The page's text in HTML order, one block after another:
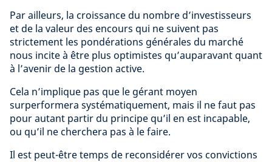
Par ailleurs, la croissance du nombre d’investisseurs
et de la valeur des encours qui ne suivent pas
strictement les pondérations générales du marché
nous incite à être plus optimistes qu’auparavant quant
à l’avenir de la gestion active.
Cela n’implique pas que le gérant moyen
surperformera systématiquement, mais il ne faut pas
pour autant partir du principe qu’il en est incapable,
ou qu’il ne cherchera pas à le faire.
Il est peut-être temps de reconsidérer vos convictions